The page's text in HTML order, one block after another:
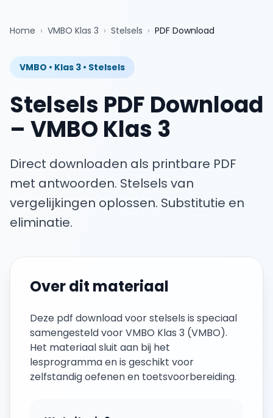
Home › VMBO Klas 3 › Stelsels › PDF Download
VMBO • Klas 3 • Stelsels
Stelsels PDF Download
– VMBO Klas 3
Direct downloaden als printbare PDF
met antwoorden. Stelsels van
vergelijkingen oplossen. Substitutie en
eliminatie.
Over dit materiaal
Deze pdf downloadvoorstelsels is speciaal
samengesteld voorVMBO Klas 3 (VMBO).
Het materiaal sluit aan bij het
lesprogramma en is geschikt voor
zelfstandig oefenen en toetsvoorbereiding.